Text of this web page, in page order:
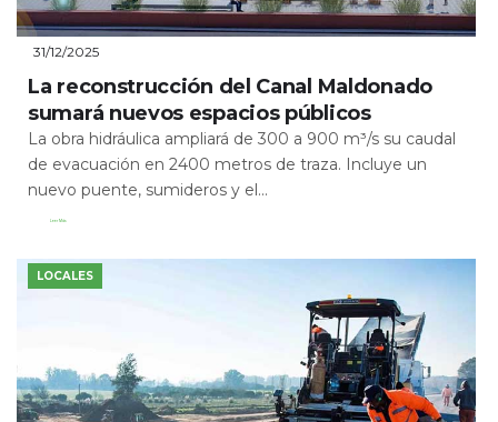
31/12/2025
La reconstrucción del Canal Maldonado
sumará nuevos espacios públicos
La obra hidráulica ampliará de 300 a 900 m³/s su caudal
de evacuación en 2400 metros de traza. Incluye un
nuevo puente, sumideros y el...
Leer Más
LOCALES